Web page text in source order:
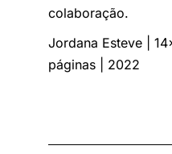
colaboração.
Jordana Esteve |
páginas | 2022